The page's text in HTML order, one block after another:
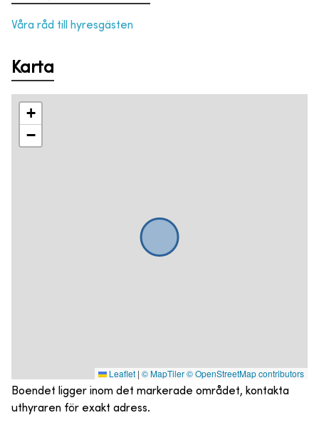
Våra råd till hyresgästen
Karta
+
−
Leaflet | © MapTiler© OpenStreetMap contributors
Boendet ligger inom det markerade området, kontakta
uthyraren för exakt adress.